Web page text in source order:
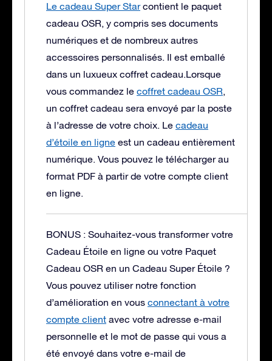
Le cadeau Super Starcontient le paquet
cadeau OSR, y compris ses documents
numériques et de nombreux autres
accessoires personnalisés. Il est emballé
dans un luxueux coffret cadeau.Lorsque
vous commandez le coffret cadeau OSR,
un coffret cadeau sera envoyé par la poste
à l’adresse de votre choix. Le cadeau
d’étoile en ligne est un cadeau entièrement
numérique. Vous pouvez le télécharger au
format PDF à partir de votre compte client
en ligne.
BONUS : Souhaitez-vous transformer votre
Cadeau Étoile en ligne ou votre Paquet
Cadeau OSR en un Cadeau Super Étoile ?
Vous pouvez utiliser notre fonction
d’amélioration en vous connectant à votre
compte client avec votre adresse e-mail
personnelle et le mot de passe qui vous a
été envoyé dans votre e-mail de